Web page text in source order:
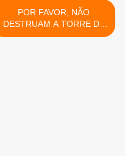
POR FAVOR, NÃO
DESTRUAM A TORRE DE
MABUBU! >